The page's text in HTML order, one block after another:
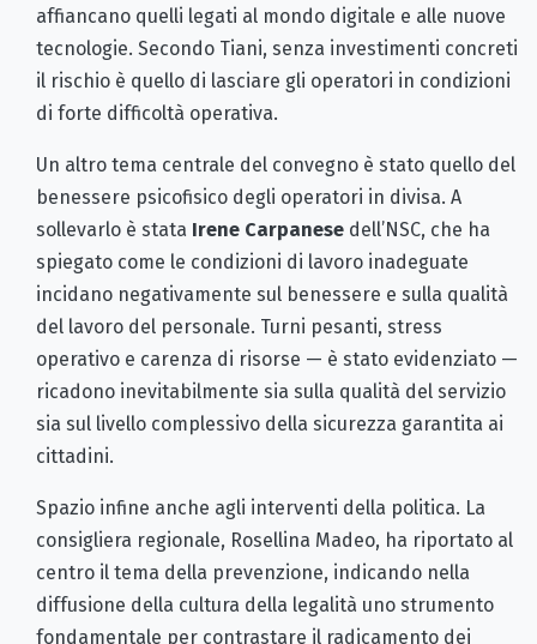
affiancano quelli legati al mondo digitale e alle nuove
tecnologie. Secondo Tiani, senza investimenti concreti
il rischio è quello di lasciare gli operatori in condizioni
di forte difficoltà operativa.
Un altro tema centrale del convegno è stato quello del
benessere psicofisico degli operatori in divisa. A
sollevarlo è stata Irene Carpanese dell’NSC, che ha
spiegato come le condizioni di lavoro inadeguate
incidano negativamente sul benessere e sulla qualità
del lavoro del personale. Turni pesanti, stress
operativo e carenza di risorse — è stato evidenziato —
ricadono inevitabilmente sia sulla qualità del servizio
sia sul livello complessivo della sicurezza garantita ai
cittadini.
Spazio infine anche agli interventi della politica. La
consigliera regionale, Rosellina Madeo, ha riportato al
centro il tema della prevenzione, indicando nella
diffusione della cultura della legalità uno strumento
fondamentale per contrastare il radicamento dei